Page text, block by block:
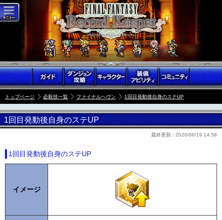
トップページ 必殺技一覧 ファイナルヘヴン 1回目発動後自身のステUP
1回目発動後自身のステUP
最終更新 : 2020/06/19 14:58
1回目発動後自身のステUP
イメージ